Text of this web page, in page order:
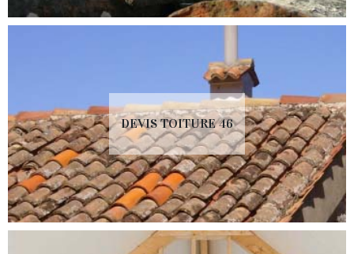
DEVIS TOITURE 46